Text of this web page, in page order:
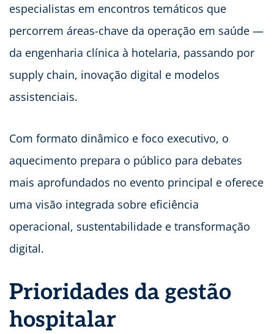
especialistas em encontros temáticos que
percorrem áreas-chave da operação em saúde —
da engenharia clínica à hotelaria, passando por
supply chain, inovação digital e modelos
assistenciais.
Com formato dinâmico e foco executivo, o
aquecimento prepara o público para debates
mais aprofundados no evento principal e oferece
uma visão integrada sobre eficiência
operacional, sustentabilidade e transformação
digital.
Prioridades da gestão
hospitalar